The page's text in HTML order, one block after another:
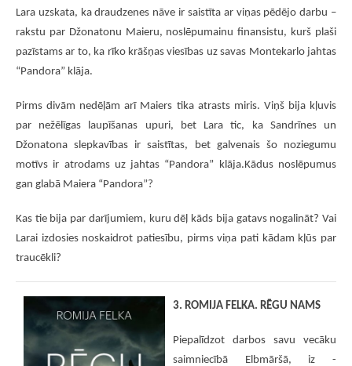
Lara uzskata, ka draudzenes nāve ir saistīta ar viņas pēdējo darbu –
rakstu par Džonatonu Maieru, noslēpumainu finansistu, kurš plaši
pazīstams ar to, ka rīko krāšņas viesības uz savas Montekarlo jahtas
“Pandora” klāja.
Pirms divām nedēļām arī Maiers tika atrasts miris. Viņš bija kļuvis
par nežēlīgas laupīšanas upuri, bet Lara tic, ka Sandrīnes un
Džonatona slepkavības ir saistītas, bet galvenais šo noziegumu
motīvs ir atrodams uz jahtas “Pandora” klāja.Kādus noslēpumus
gan glabā Maiera “Pandora”?
Kas tie bija par darījumiem, kuru dēļ kāds bija gatavs nogalināt? Vai
Larai izdosies noskaidrot patiesību, pirms viņa pati kādam kļūs par
traucēkli?
3. ROMIJA FELKA. RĒGU NAMS
Piepalīdzot darbos savu vecāku
saimniecībā Elbmāršā, iz -